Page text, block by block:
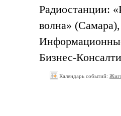
Радиостанции:
волна»
Бизнес-
Календарь событий: